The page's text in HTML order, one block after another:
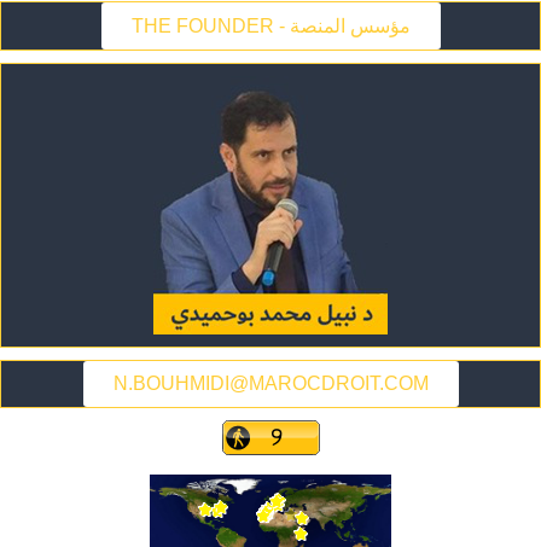
THE FOUNDER - مؤسس المنصة
N.BOUHMIDI@MAROCDROIT.COM